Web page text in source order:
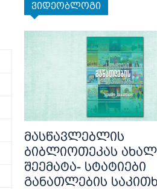
ვიდეობლოგი
მასწავლებლის
ბიბლიოთეკას
შეემატა- სტატიები
განათლების